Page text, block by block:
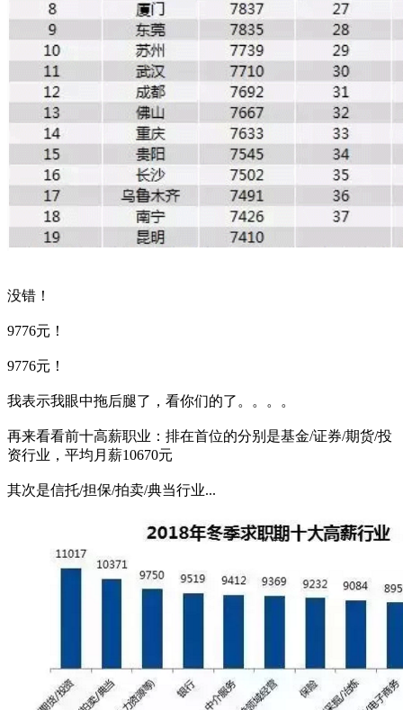
没错！
9776元！
9776元！
我表示我眼中拖后腿了，看你们的了。。。。
再来看看前十高薪职业：排在首位的分别是基金/证券/期货/投
资行业，平均月薪10670元
其次是信托/担保/拍卖/典当行业...